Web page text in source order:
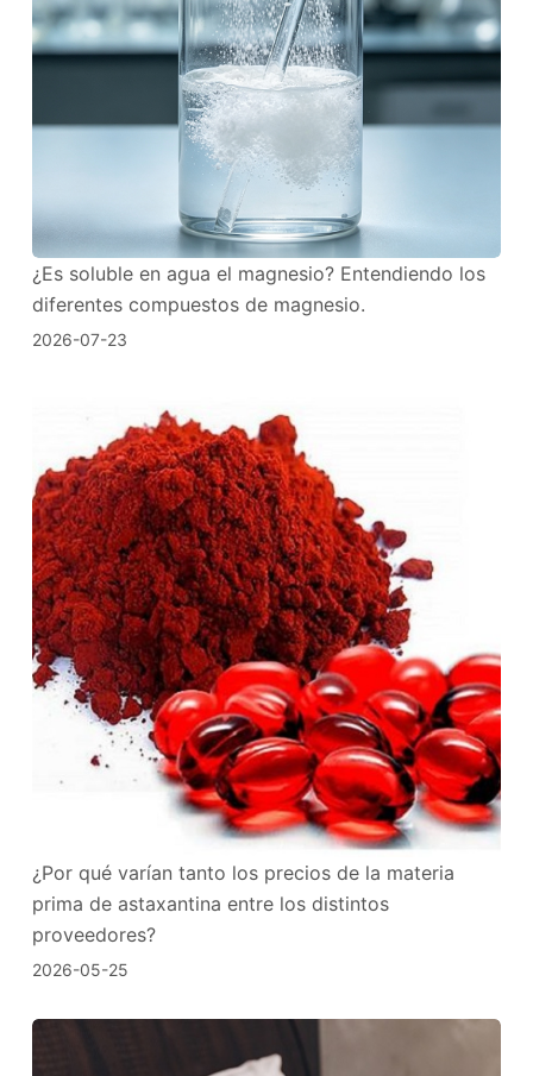
¿Es soluble en agua el magnesio? Entendiendo los
diferentes compuestos de magnesio.
2026-07-23
¿Por qué varían tanto los precios de la materia
prima de astaxantina entre los distintos
proveedores?
2026-05-25